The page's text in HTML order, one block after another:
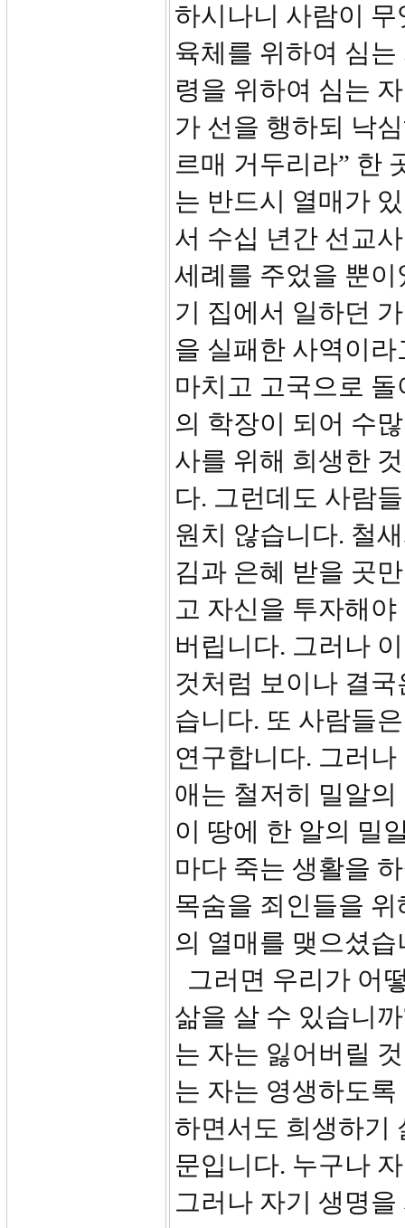
하시나니 사람이
육체를 위하여 심
령을 위하여 심는
가 선을 행하되 낙
르매 거두리라” 한
는 반드시 열매가
서 수십 년간 선교
세례를 주었을 뿐
기 집에서 일하던
을 실패한 사역이
마치고 고국으로
의 학장이 되어 수
사를 위해 희생한
다. 그런데도 사람
원치 않습니다. 철
김과 은혜 받을 곳
고 자신을 투자해
버립니다. 그러나
것처럼 보이나 결
습니다. 또 사람들
연구합니다. 그러
애는 철저히 밀알
이 땅에 한 알의 밀
마다 죽는 생활을
목숨을 죄인들을
의 열매를 맺으셨습
그러면 우리가 어
삶을 살 수 있습니
는 자는 잃어버릴
는 자는 영생하도
하면서도 희생하기
문입니다. 누구나
그러나 자기 생명